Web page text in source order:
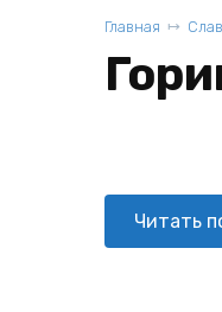
Главная
Читать